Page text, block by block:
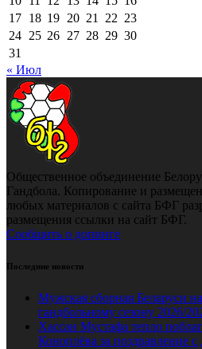
17 18 19 20 21 22 23
24 25 26 27 28 29 30
31
« Июл
Общественное объединение
Гандбола. Копирование и
любых материалов с сайта БФГ
размещения ссылки на сайт БФГ.
Сообщить о допинге
Последние новости
Мужская сборная Беларуси
гандбольному сезону 2026/
Хассан Мустафа тепло
Коноплёва за поздравление